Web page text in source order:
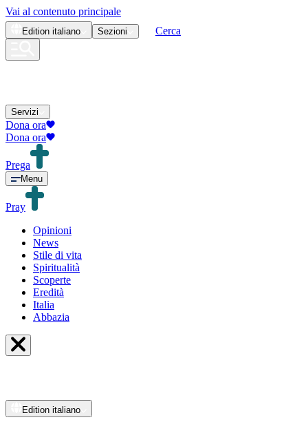
Vai al contenuto principale
Edition italiano Sezioni Cerca
Servizi
Dona ora
Dona ora
Prega
Menu
Pray
Opinioni
News
Stile di vita
Spiritualità
Scoperte
Eredità
Italia
Abbazia
Edition italiano